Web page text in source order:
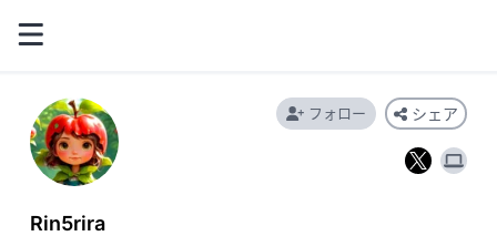
Rin5rira
フォロー シェア